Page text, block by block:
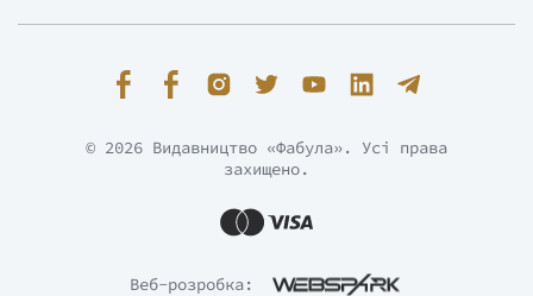
Веб-розробка:
© 2026 Видавництво «Фабула». Усі права
захищено.